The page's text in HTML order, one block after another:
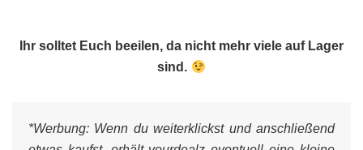
Ihr solltet Euch beeilen, da nicht mehr viele auf Lager
sind.
*Werbung: Wenn du weiterklickst und anschließend